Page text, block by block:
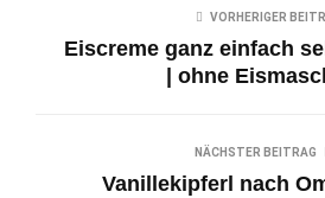
VORHERIGER
Eiscreme ganz einfach
| ohne
NÄCHSTER BEITRAG
Vanillekipferl nach